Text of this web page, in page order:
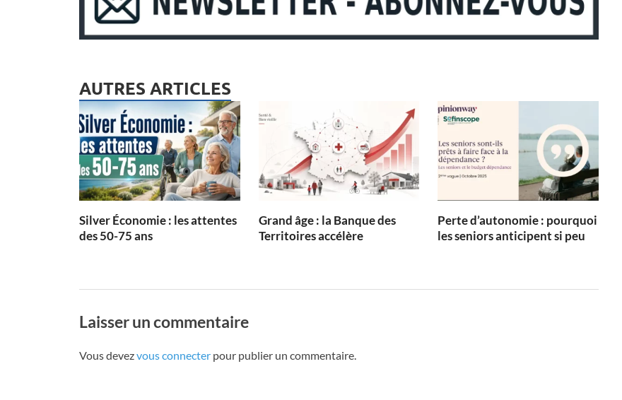
AUTRES ARTICLES
Silver Économie : les attentes
des 50-75 ans
Grand âge : la Banque des
Territoires accélère
Perte d’autonomie : pourquoi
les seniors anticipent si peu
Laisser un commentaire
Vous devezvous connecter pour publier un commentaire.